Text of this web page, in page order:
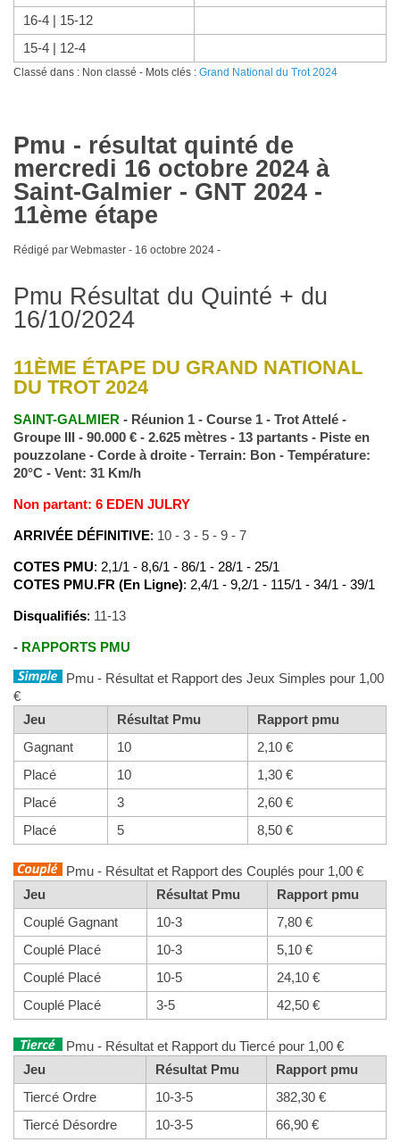
16-4 | 15-12
15-4 | 12-4
Classé dans : Non classé - Mots clés : Grand National du Trot 2024
Pmu - résultat quinté de
mercredi 16 octobre 2024 à
Saint-Galmier - GNT 2024 -
11ème étape
Rédigé par Webmaster - 16 octobre 2024-
Pmu Résultat du Quinté + du
16/10/2024
11ÈME ÉTAPE DU GRAND NATIONAL
DU TROT 2024
SAINT-GALMIER - Réunion 1 - Course 1 - Trot Attelé -
Groupe III - 90.000 € - 2.625 mètres - 13 partants - Piste en
pouzzolane - Corde à droite - Terrain: Bon - Température:
20°C - Vent: 31 Km/h
Non partant: 6 EDEN JULRY
ARRIVÉE DÉFINITIVE: 10 - 3 - 5 - 9 - 7
COTES PMU: 2,1/1 - 8,6/1 - 86/1 - 28/1 - 25/1
COTES PMU.FR (En Ligne): 2,4/1 - 9,2/1 - 115/1 - 34/1 - 39/1
Disqualifiés: 11-13
- RAPPORTS PMU
Pmu - Résultat et Rapport des Jeux Simples pour 1,00
€
Jeu
Résultat Pmu
Rapport pmu
Gagnant
10
2,10 €
Placé
10
1,30 €
Placé
3
2,60 €
Placé
5 8,50 €
Pmu - Résultat et Rapport des Couplés pour 1,00 €
Jeu
Résultat Pmu
Rapport pmu
Couplé Gagnant
10-3
7,80 €
Couplé Placé
10-3
5,10 €
Couplé Placé
10-5
24,10 €
Couplé Placé
3-5 42,50 €
Pmu - Résultat et Rapport du Tiercé pour 1,00 €
Jeu
Résultat Pmu
Rapport pmu
Tiercé Ordre
10-3-5
382,30 €
Tiercé Désordre
10-3-5 66,90 €